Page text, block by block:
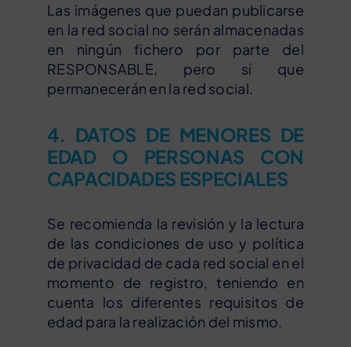
Las imágenes que puedan publicarse
en la red social no serán almacenadas
en ningún fichero por parte del
RESPONSABLE, pero sí que
permanecerán en la red social.
4. DATOS DE MENORES DE
EDAD O PERSONAS CON
CAPACIDADES ESPECIALES
Se recomienda la revisión y la lectura
de las condiciones de uso y política
de privacidad de cada red social en el
momento de registro, teniendo en
cuenta los diferentes requisitos de
edad para la realización del mismo.